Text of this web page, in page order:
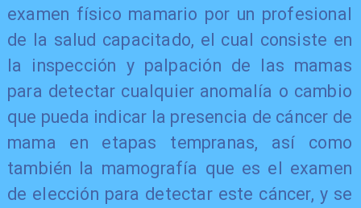
examen físico mamario por un profesional
de la salud capacitado, el cual consiste en
la inspección y palpación de las mamas
para detectar cualquier anomalía o cambio
que pueda indicar la presencia de cáncer de
mama en etapas tempranas, así como
también la mamografía que es el examen
de elección para detectar este cáncer, y se